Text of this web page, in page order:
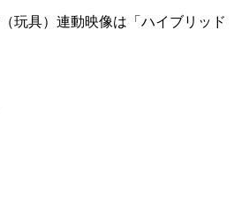
玩具）連動映像は「ハイブリッド